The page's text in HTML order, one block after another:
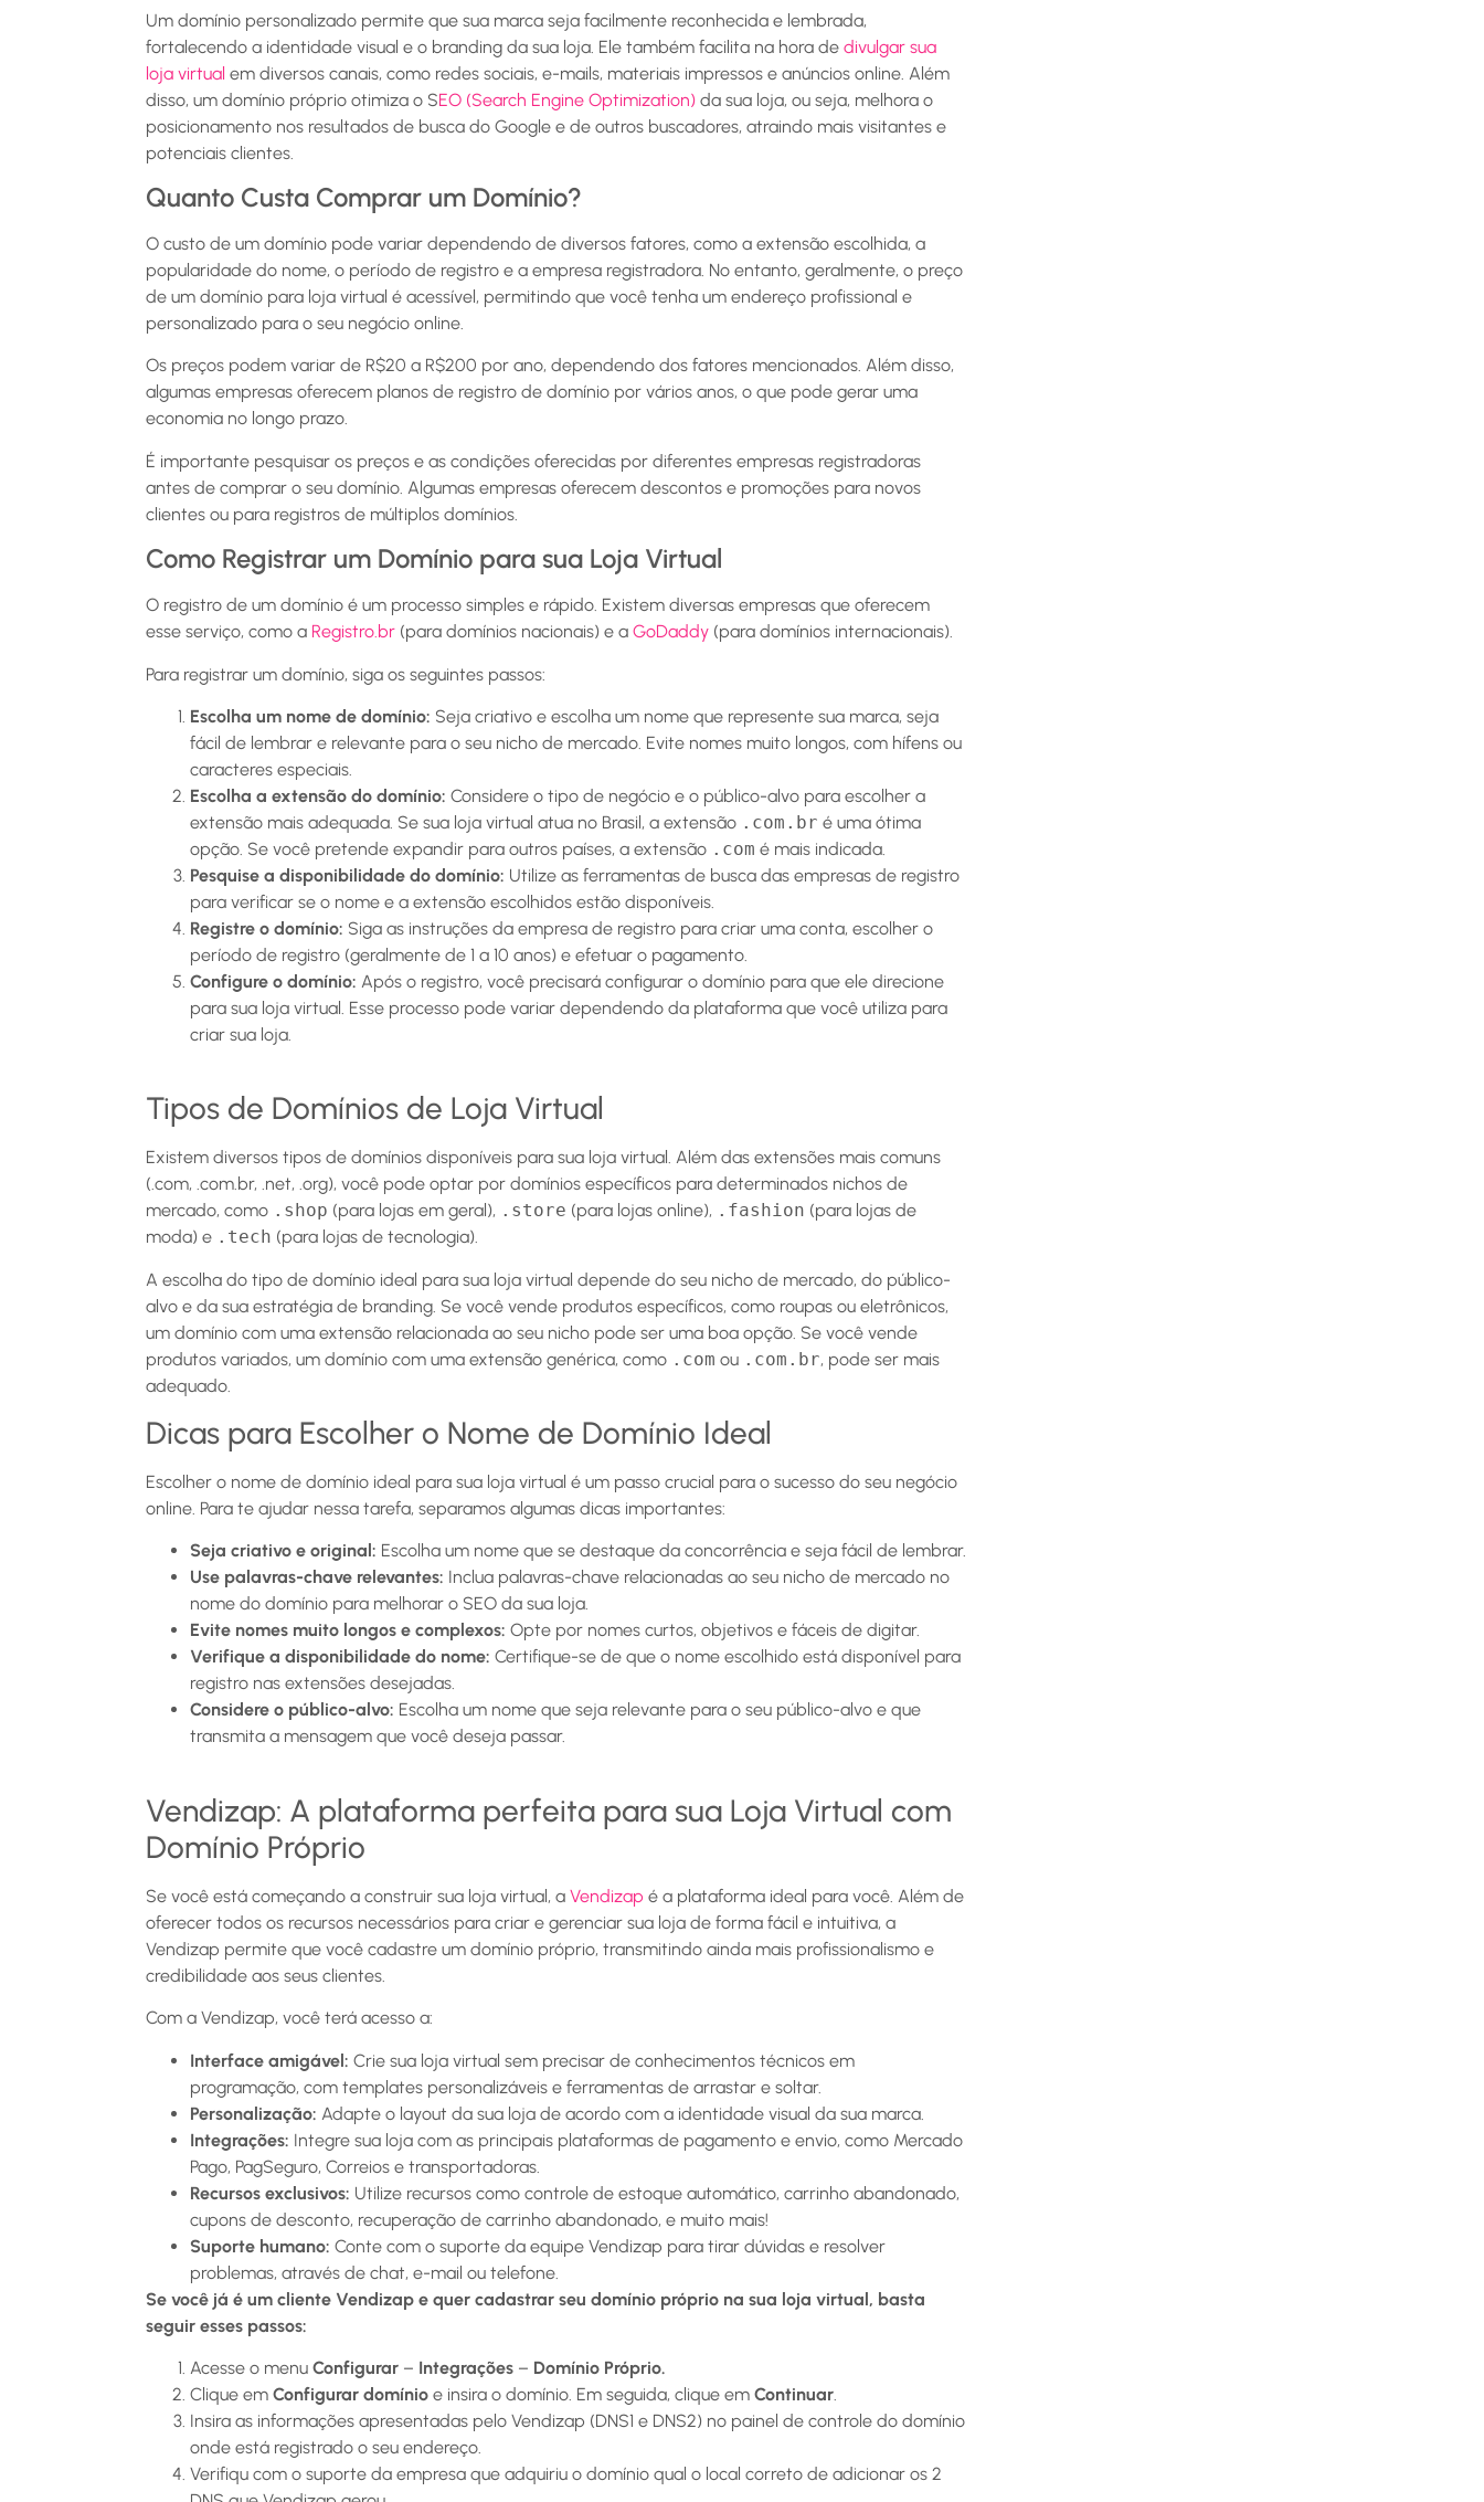
Um domínio personalizado permite que sua marca seja facilmente reconhecida e lembrada,
fortalecendo a identidade visual e o branding da sua loja. Ele também facilita na hora de divulgar sua
loja virtual em diversos canais, como redes sociais, e-mails, materiais impressos e anúncios online. Além
disso, um domínio próprio otimiza o SEO (Search Engine Optimization) da sua loja, ou seja, melhora o
posicionamento nos resultados de busca do Google e de outros buscadores, atraindo mais visitantes e
potenciais clientes.
Quanto Custa Comprar um Domínio?
O custo de um domínio pode variar dependendo de diversos fatores, como a extensão escolhida, a
popularidade do nome, o período de registro e a empresa registradora. No entanto, geralmente, o preço
de um domínio para loja virtual é acessível, permitindo que você tenha um endereço profissional e
personalizado para o seu negócio online.
Os preços podem variar de R$20 a R$200 por ano, dependendo dos fatores mencionados. Além disso,
algumas empresas oferecem planos de registro de domínio por vários anos, o que pode gerar uma
economia no longo prazo.
É importante pesquisar os preços e as condições oferecidas por diferentes empresas registradoras
antes de comprar o seu domínio. Algumas empresas oferecem descontos e promoções para novos
clientes ou para registros de múltiplos domínios.
Como Registrar um Domínio para sua Loja Virtual
O registro de um domínio é um processo simples e rápido. Existem diversas empresas que oferecem
esse serviço, como a Registro.br (para domínios nacionais) e a GoDaddy (para domínios internacionais).
Para registrar um domínio, siga os seguintes passos:
Escolha um nome de domínio: Seja criativo e escolha um nome que represente sua marca, seja
fácil de lembrar e relevante para o seu nicho de mercado. Evite nomes muito longos, com hífens ou
caracteres especiais.
Escolha a extensão do domínio: Considere o tipo de negócio e o público-alvo para escolher a
extensão mais adequada. Se sua loja virtual atua no Brasil, a extensão .com.br é uma ótima
opção. Se você pretende expandir para outros países, a extensão .com é mais indicada.
Pesquise a disponibilidade do domínio: Utilize as ferramentas de busca das empresas de registro
para verificar se o nome e a extensão escolhidos estão disponíveis.
Registre o domínio: Siga as instruções da empresa de registro para criar uma conta, escolher o
período de registro (geralmente de 1 a 10 anos) e efetuar o pagamento.
Configure o domínio: Após o registro, você precisará configurar o domínio para que ele direcione
para sua loja virtual. Esse processo pode variar dependendo da plataforma que você utiliza para
criar sua loja.
Tipos de Domínios de Loja Virtual
Existem diversos tipos de domínios disponíveis para sua loja virtual. Além das extensões mais comuns
(.com, .com.br, .net, .org), você pode optar por domínios específicos para determinados nichos de
mercado, como .shop (para lojas em geral), .store (para lojas online), .fashion (para lojas de
moda) e .tech (para lojas de tecnologia).
A escolha do tipo de domínio ideal para sua loja virtual depende do seu nicho de mercado, do público-
alvo e da sua estratégia de branding. Se você vende produtos específicos, como roupas ou eletrônicos,
um domínio com uma extensão relacionada ao seu nicho pode ser uma boa opção. Se você vende
produtos variados, um domínio com uma extensão genérica, como .com ou .com.br, pode ser mais
adequado.
Dicas para Escolher o Nome de Domínio Ideal
Escolher o nome de domínio ideal para sua loja virtual é um passo crucial para o sucesso do seu negócio
online. Para te ajudar nessa tarefa, separamos algumas dicas importantes:
Seja criativo e original: Escolha um nome que se destaque da concorrência e seja fácil de lembrar.
Use palavras-chave relevantes: Inclua palavras-chave relacionadas ao seu nicho de mercado no
nome do domínio para melhorar o SEO da sua loja.
Evite nomes muito longos e complexos: Opte por nomes curtos, objetivos e fáceis de digitar.
Verifique a disponibilidade do nome: Certifique-se de que o nome escolhido está disponível para
registro nas extensões desejadas.
Considere o público-alvo: Escolha um nome que seja relevante para o seu público-alvo e que
transmita a mensagem que você deseja passar.
Vendizap: A plataforma perfeita para sua Loja Virtual com
Domínio Próprio
Se você está começando a construir sua loja virtual, a Vendizap é a plataforma ideal para você. Além de
oferecer todos os recursos necessários para criar e gerenciar sua loja de forma fácil e intuitiva, a
Vendizap permite que você cadastre um domínio próprio, transmitindo ainda mais profissionalismo e
credibilidade aos seus clientes.
Com a Vendizap, você terá acesso a:
Interface amigável: Crie sua loja virtual sem precisar de conhecimentos técnicos em
programação, com templates personalizáveis e ferramentas de arrastar e soltar.
Personalização: Adapte o layout da sua loja de acordo com a identidade visual da sua marca.
Integrações: Integre sua loja com as principais plataformas de pagamento e envio, como Mercado
Pago, PagSeguro, Correios e transportadoras.
Recursos exclusivos: Utilize recursos como controle de estoque automático, carrinho abandonado,
cupons de desconto, recuperação de carrinho abandonado, e muito mais!
Suporte humano: Conte com o suporte da equipe Vendizap para tirar dúvidas e resolver
problemas, através de chat, e-mail ou telefone.
Se você já é um cliente Vendizap e quer cadastrar seu domínio próprio na sua loja virtual, basta
seguir esses passos:
Acesse o menu Configurar – Integrações – Domínio Próprio.
Clique em Configurar domínio e insira o domínio. Em seguida, clique em Continuar.
Insira as informações apresentadas pelo Vendizap (DNS1 e DNS2) no painel de controle do domínio
onde está registrado o seu endereço.
Verifiqu com o suporte da empresa que adquiriu o domínio qual o local correto de adicionar os 2